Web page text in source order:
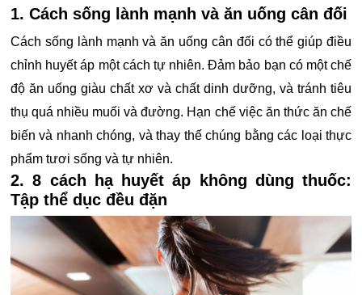
1. Cách sống lành mạnh và ăn uống cân đối
Cách sống lành mạnh và ăn uống cân đối có thể giúp điều
chỉnh huyết áp một cách tự nhiên. Đảm bảo bạn có một chế
độ ăn uống giàu chất xơ và chất dinh dưỡng, và tránh tiêu
thụ quá nhiều muối và đường. Hạn chế việc ăn thức ăn chế
biến và nhanh chóng, và thay thế chúng bằng các loại thực
phẩm tươi sống và tự nhiên.
2. 8 cách hạ huyết áp không dùng thuốc:
Tập thể dục đều đặn